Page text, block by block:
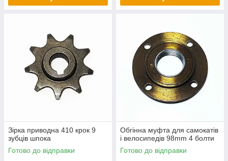
Зірка приводна 410 крок 9
зубців шпока
Готово до відправки
Обгінна муфта для самокатів
і велосипедів 98mm 4 болти
Готово до відправки